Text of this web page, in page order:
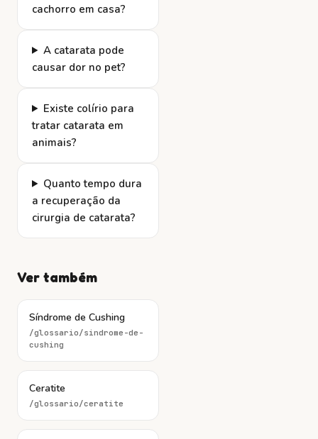
cachorro em casa?
A catarata pode
causar dor no pet?
Existe colírio para
tratar catarata em
animais?
Quanto tempo dura
a recuperação da
cirurgia de catarata?
Ver também
Síndrome de Cushing
/glossario/sindrome-de-
cushing
Ceratite
/glossario/ceratite